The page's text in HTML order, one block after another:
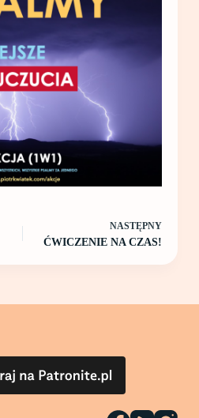
NASTĘPNY
ĆWICZENIE NA CZAS!